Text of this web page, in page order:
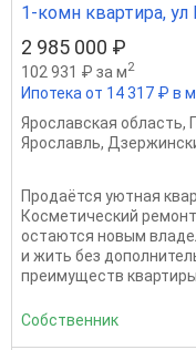
1-комн квартира, ул
2 985 000 ₽
102 931 ₽ за м2
Ипотека от 14 317 ₽ в
Ярославская область,
Ярославль,
Продаётся уютная
Косметический
остаются новым
и жить без
преимуществ
Собственник